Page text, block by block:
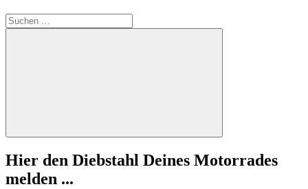
Suchen
nach:
Suchen
Hier den Diebstahl Deines Motorrades
melden ...